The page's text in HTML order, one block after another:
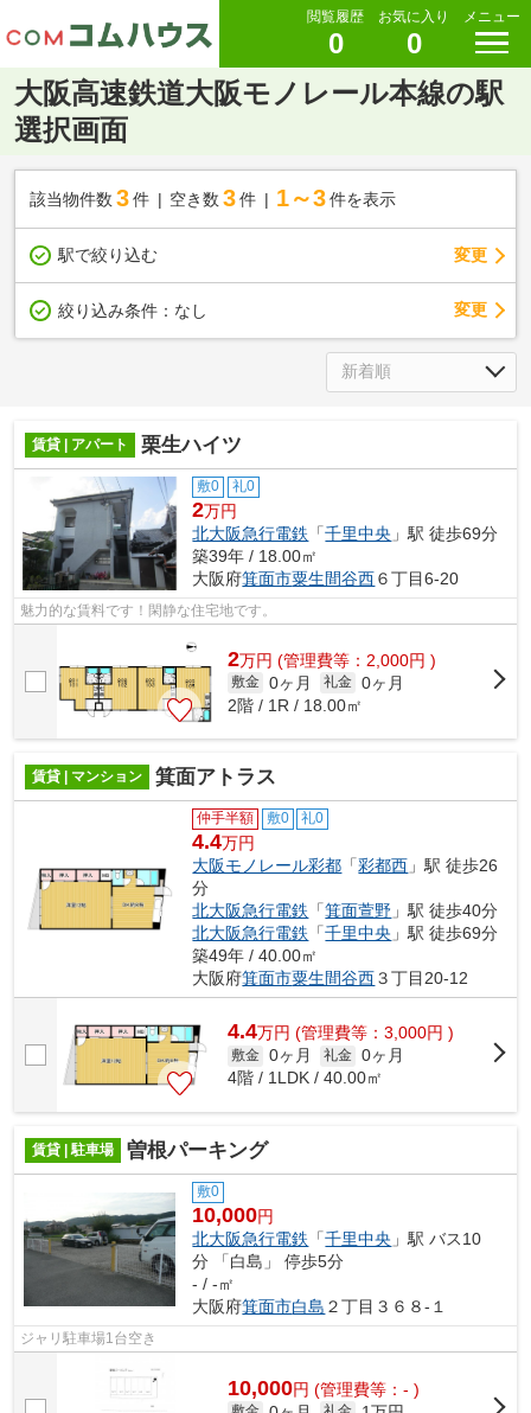
閲覧履歴
0
お気に入り
0
メニュー
大阪高速鉄道大阪モノレール本線の駅
選択画面
該当物件数 3件 空き数 3 件 1～3 件を表示
駅で絞り込む 変更
絞り込み条件： なし 変更
賃貸 | アパート 栗生ハイツ
敷0 礼0
2万円
北大阪急行電鉄 「千里中央 」駅 徒歩69分
築39年 / 18.00㎡
大阪府箕面市粟生間谷西６丁目6-20
魅力的な賃料です！閑静な住宅地です。
2万円 (管理費等：2,000円 )
敷金 0ヶ月 礼金 0ヶ月
2階 / 1R / 18.00㎡
賃貸 | マンション 箕面アトラス
仲手半額 敷0 礼0
4.4万円
大阪モノレール彩都 「彩都西 」駅 徒歩26
分
北大阪急行電鉄 「箕面萱野 」駅 徒歩40分
北大阪急行電鉄 「千里中央 」駅 徒歩69分
築49年 / 40.00㎡
大阪府箕面市粟生間谷西３丁目20-12
4.4万円 (管理費等：3,000円 )
敷金 0ヶ月 礼金 0ヶ月
4階 / 1LDK / 40.00㎡
賃貸 | 駐車場 曽根パーキング
敷0
10,000円
北大阪急行電鉄 「千里中央 」駅 バス10
分 「白島」 停歩5分
- / -㎡
大阪府箕面市白島 ２丁目３６８-１
ジャリ駐車場1台空き
10,000円 (管理費等：- )